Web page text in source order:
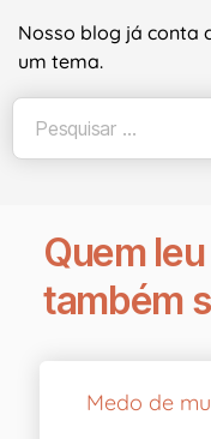
Nosso blog já conta
um tema.
Quem
também
Medo de